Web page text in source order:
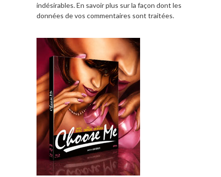
indésirables.En savoir plus sur la façon dont les
données de vos commentaires sont traitées.